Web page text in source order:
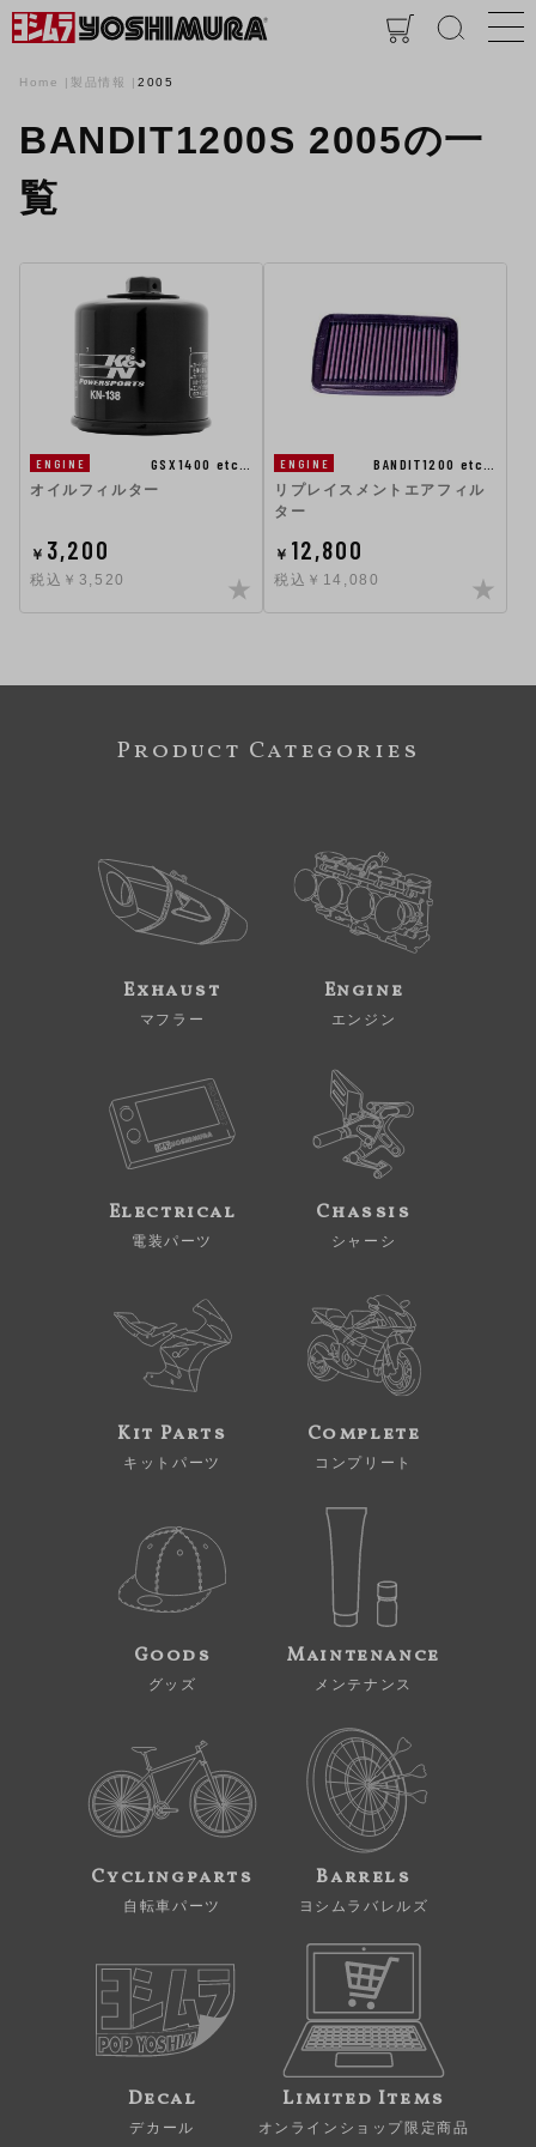
Home 製品情報 2005
BANDIT1200S 2005の一
覧
ENGINE
GSX1400 etc…
オイルフィルター
￥ 3,200
税込￥3,520
ENGINE
BANDIT1200 etc…
リプレイスメントエアフィル
ター
￥ 12,800
税込￥14,080
Product Categories
Exhaust
マフラー
Engine
エンジン
Electrical
電装パーツ
Chassis
シャーシ
Kit Parts
キットパーツ
Complete
コンプリート
Goods
グッズ
Maintenance
メンテナンス
Cyclingparts
自転車パーツ
Barrels
ヨシムラバレルズ
Decal
デカール
Limited Items
オンラインショップ限定商品